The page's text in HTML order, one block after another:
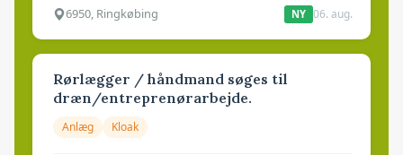
6950, Ringkøbing NY 06. aug.
Rørlægger / håndmand søges til
dræn/entreprenørarbejde.
Anlæg Kloak